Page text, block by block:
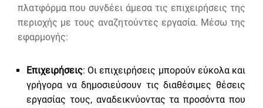
πλατφόρμα που συνδέει άμεσα τις επιχειρήσεις της
περιοχής με τους αναζητούντες εργασία. Μέσω της
εφαρμογής:
Επιχειρήσεις: Οι επιχειρήσεις μπορούν εύκολα και
γρήγορα να δημοσιεύσουν τις διαθέσιμες θέσεις
εργασίας τους, αναδεικνύοντας τα προσόντα που